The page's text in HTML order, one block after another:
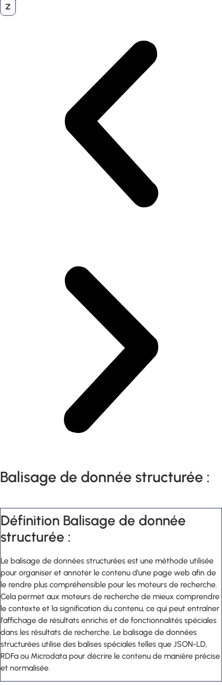
Z
Balisage de donnée structurée :
Définition Balisage de donnée
structurée :
Le balisage de données structurées est une méthode utilisée
pour organiser et annoter le contenu d’une page web afin de
le rendre plus compréhensible pour les moteurs de recherche.
Cela permet aux moteurs de recherche de mieux comprendre
le contexte et la signification du contenu, ce qui peut entraîner
l’affichage de résultats enrichis et de fonctionnalités spéciales
dans les résultats de recherche. Le balisage de données
structurées utilise des balises spéciales telles que JSON-LD,
RDFa ou Microdata pour décrire le contenu de manière précise
et normalisée.